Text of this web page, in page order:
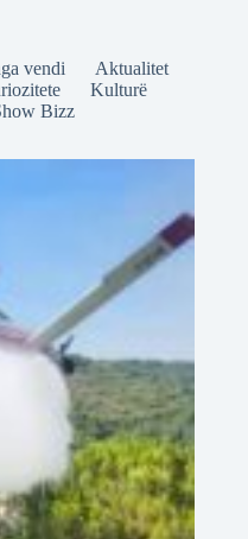
vendi
Aktualitet
Kulturë
Bizz